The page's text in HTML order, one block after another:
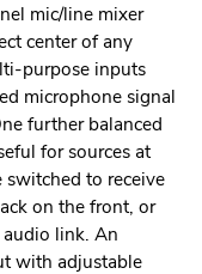
mic/line mixer
center of any
purpose inputs
microphone signal
further balanced
for sources at
switched to receive
on the front, or
link. An
with adjustable